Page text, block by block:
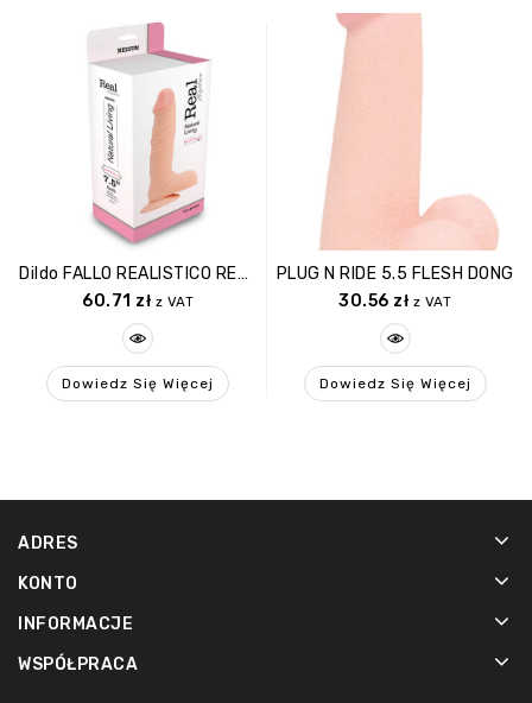
Dildo FALLO REALISTICO REAL RAPTURE FLESH 7.5
60.71 zł z VAT
Dowiedz Się Więcej
PLUG N RIDE 5.5 FLESH DONG
30.56 zł z VAT
Dowiedz Się Więcej
ADRES
KONTO
INFORMACJE
WSPÓŁPRACA